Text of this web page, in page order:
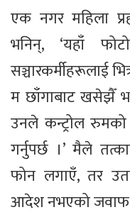
एक नगर महिला
भनिन्, ‘यहाँ
सञ्चारकर्मीहरूलाई
म छाँगाबाट खसेझैँ
उनले कन्ट्रोल रुमको
गर्नुपर्छ ।’ मैले
फोन लगाएँ, तर
आदेश नभएको जवाफ